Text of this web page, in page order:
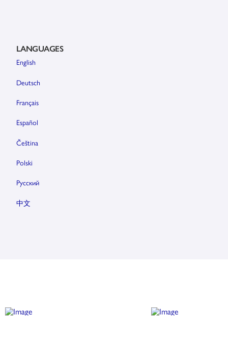
LANGUAGES
English
Deutsch
Français
Español
Čeština
Polski
Pусский
中文